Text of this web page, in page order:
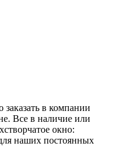
заказать в компании
Все в наличие или
окно:
наших постоянных